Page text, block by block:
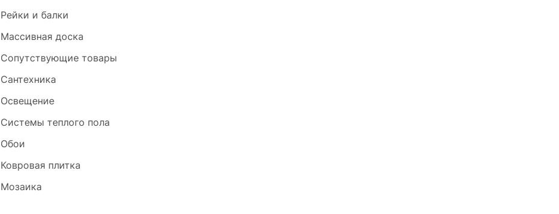
Рейки и балки
Массивная доска
Сопутствующие товары
Сантехника
Освещение
Системы теплого пола
Обои
Ковровая плитка
Мозаика